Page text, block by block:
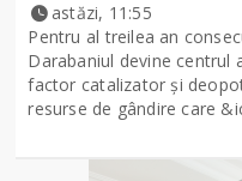
astăzi, 11:55
Pentru al treilea an
Darabaniul devine centrul
factor catalizator și
resurse de gândire care